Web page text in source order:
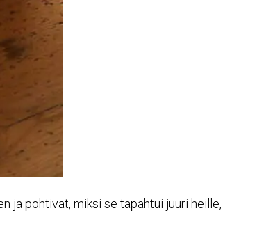
ja pohtivat, miksi se tapahtui juuri heille,